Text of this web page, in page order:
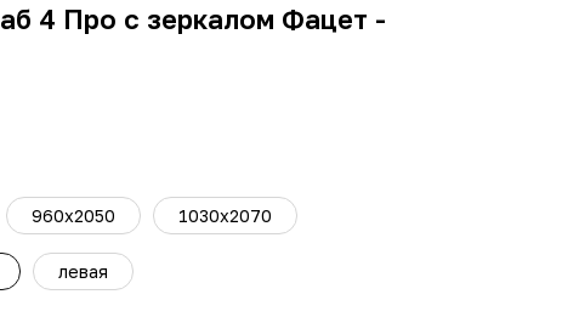
4 Про с зеркалом Фацет -
960х2050 1030х2070
левая